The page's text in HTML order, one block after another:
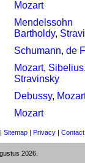
Mozart
Mendelssohn
Bartholdy,
Schumann, de
Mozart, Sibelius
Stravinsky
Debussy,
Mozart
| Sitemap | Privacy | Contact
2026.